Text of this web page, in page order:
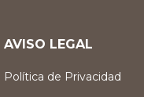
AVISO LEGAL
Política de Privacidad